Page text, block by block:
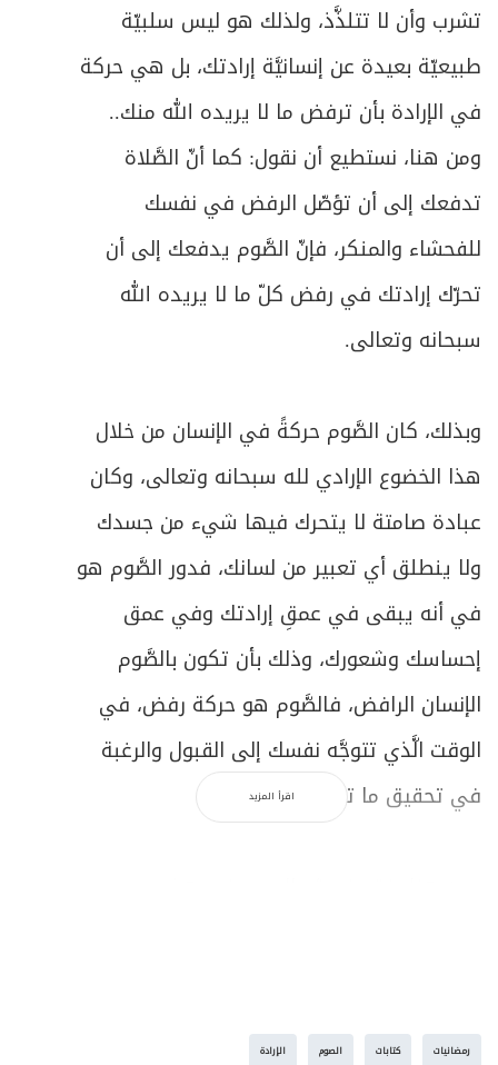
تشرب وأن لا تتلذَّذ، ولذلك هو ليس سلبيّة
طبيعيّة بعيدة عن إنسانيَّة إرادتك، بل هي حركة
في الإرادة بأن ترفض ما لا يريده الله منك..
ومن هنا، نستطيع أن نقول: كما أنّ الصَّلاة
تدفعك إلى أن تؤصّل الرفض في نفسك
للفحشاء والمنكر، فإنّ الصَّوم يدفعك إلى أن
تحرّك إرادتك في رفض كلّ ما لا يريده الله
سبحانه وتعالى.
وبذلك، كان الصَّوم حركةً في الإنسان من خلال
هذا الخضوع الإرادي لله سبحانه وتعالى، وكان
عبادة صامتة لا يتحرك فيها شيء من جسدك
ولا ينطلق أي تعبير من لسانك، فدور الصَّوم هو
في أنه يبقى في عمقِ إرادتك وفي عمق
إحساسك وشعورك، وذلك بأن تكون بالصَّوم
الإنسان الرافض، فالصَّوم هو حركة رفض، في
الوقت الَّذي تتوجَّه نفسك إلى القبول والرغبة
في تحقيق ما تريد.
اقرأ المزيد
رمضانيات كتابات الصوم الإرادة